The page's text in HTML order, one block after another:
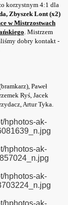
korzystnym 4:1 dla
Zbyszek Lont (x2)
w Mistrzostwach
. Mistrzem
dobry kontakt -
Paweł
Ryś, Jacek
Artur Tyka.